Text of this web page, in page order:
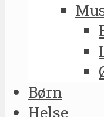
Børn
Helse